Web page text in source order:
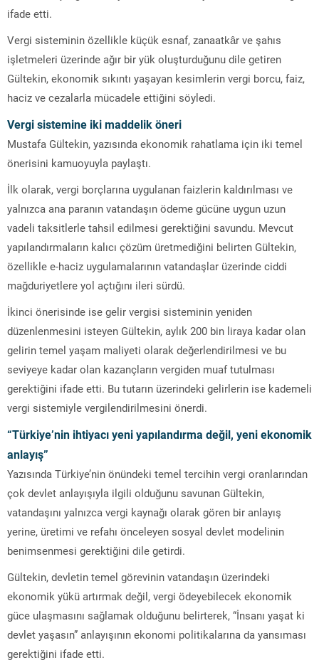
ifade etti.
Vergi sisteminin özellikle küçük esnaf, zanaatkâr ve şahıs
işletmeleri üzerinde ağır bir yük oluşturduğunu dile getiren
Gültekin, ekonomik sıkıntı yaşayan kesimlerin vergi borcu, faiz,
haciz ve cezalarla mücadele ettiğini söyledi.
Vergi sistemine iki maddelik öneri
Mustafa Gültekin, yazısında ekonomik rahatlama için iki temel
önerisini kamuoyuyla paylaştı.
İlk olarak, vergi borçlarına uygulanan faizlerin kaldırılması ve
yalnızca ana paranın vatandaşın ödeme gücüne uygun uzun
vadeli taksitlerle tahsil edilmesi gerektiğini savundu. Mevcut
yapılandırmaların kalıcı çözüm üretmediğini belirten Gültekin,
özellikle e-haciz uygulamalarının vatandaşlar üzerinde ciddi
mağduriyetlere yol açtığını ileri sürdü.
İkinci önerisinde ise gelir vergisi sisteminin yeniden
düzenlenmesini isteyen Gültekin, aylık 200 bin liraya kadar olan
gelirin temel yaşam maliyeti olarak değerlendirilmesi ve bu
seviyeye kadar olan kazançların vergiden muaf tutulması
gerektiğini ifade etti. Bu tutarın üzerindeki gelirlerin ise kademeli
vergi sistemiyle vergilendirilmesini önerdi.
“Türkiye’nin ihtiyacı yeni yapılandırma değil, yeni ekonomik
anlayış”
Yazısında Türkiye’nin önündeki temel tercihin vergi oranlarından
çok devlet anlayışıyla ilgili olduğunu savunan Gültekin,
vatandaşını yalnızca vergi kaynağı olarak gören bir anlayış
yerine, üretimi ve refahı önceleyen sosyal devlet modelinin
benimsenmesi gerektiğini dile getirdi.
Gültekin, devletin temel görevinin vatandaşın üzerindeki
ekonomik yükü artırmak değil, vergi ödeyebilecek ekonomik
güce ulaşmasını sağlamak olduğunu belirterek, “İnsanı yaşat ki
devlet yaşasın” anlayışının ekonomi politikalarına da yansıması
gerektiğini ifade etti.